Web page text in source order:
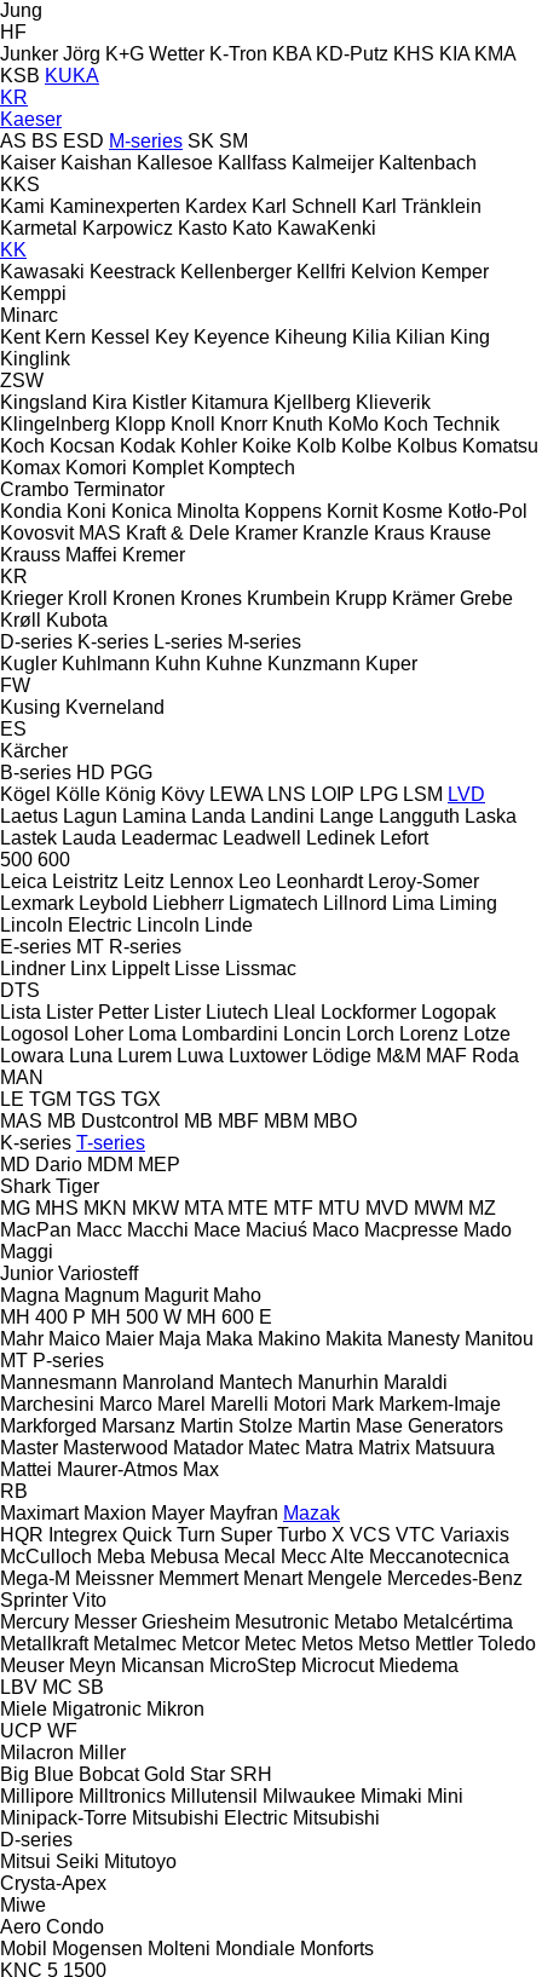
Jung
HF
Junker Jörg K+G Wetter K-Tron KBA KD-Putz KHS KIA KMA
KSB KUKA
KR
Kaeser
AS BS ESD M-series SK SM
Kaiser Kaishan Kallesoe Kallfass Kalmeijer Kaltenbach
KKS
Kami Kaminexperten Kardex Karl Schnell
Karl Tränklein
Karmetal
Karpowicz Kasto Kato KawaKenki
KK
Kawasaki Keestrack Kellenberger Kellfri Kelvion Kemper
Kemppi
Minarc
Kent Kern Kessel Key Keyence Kiheung Kilia Kilian King
Kinglink
ZSW
Kingsland Kira Kistler Kitamura Kjellberg Klieverik
Klingelnberg Klopp Knoll Knorr Knuth KoMo Koch Technik
Koch Kocsan Kodak Kohler Koike Kolb Kolbe Kolbus Komatsu
Komax Komori Komplet Komptech
Crambo Terminator
Kondia Koni Konica Minolta Koppens Kornit Kosme Kotło-Pol
Kovosvit MAS Kraft & Dele Kramer Kranzle Kraus Krause
Krauss Maffei Kremer
KR
Krieger Kroll Kronen Krones Krumbein Krupp Krämer Grebe
Krøll
Kubota
D-series K-series L-series M-series
Kugler Kuhlmann Kuhn Kuhne Kunzmann Kuper
FW
Kusing Kverneland
ES
Kärcher
B-series HD PGG
Kögel Kölle König Kövy LEWA LNS LOIP LPG LSM LVD
Laetus Lagun Lamina Landa Landini Lange Langguth Laska
Lastek Lauda Leadermac Leadwell Ledinek Lefort
500 600
Leica Leistritz Leitz Lennox Leo Leonhardt Leroy-Somer
Lexmark Leybold Liebherr Ligmatech Lillnord Lima Liming
Lincoln Electric Lincoln Linde
E-series MT R-series
Lindner Linx Lippelt Lisse Lissmac
DTS
Lista Lister Petter Lister Liutech Lleal Lockformer Logopak
Logosol
Loher Loma Lombardini Loncin Lorch Lorenz Lotze
Lowara Luna Lurem Luwa Luxtower Lödige M&M MAF Roda
MAN
LE TGM TGS TGX
MAS MB Dustcontrol MB MBF MBM MBO
K-series T-series
MD Dario MDM MEP
Shark Tiger
MG MHS MKN MKW MTA MTE MTF MTU MVD MWM MZ
MacPan Macc Macchi Mace Maciuś Maco Macpresse Mado
Maggi
Junior Variosteff
Magna Magnum Magurit Maho
MH 400 P MH 500 W MH 600 E
Mahr Maico Maier Maja Maka Makino Makita Manesty Manitou
MT P-series
Mannesmann Manroland Mantech Manurhin Maraldi
Marchesini Marco Marel Marelli Motori Mark Markem-Imaje
Markforged Marsanz Martin Stolze Martin Mase Generators
Master Masterwood Matador Matec Matra Matrix Matsuura
Mattei Maurer-Atmos Max
RB
Maximart Maxion Mayer Mayfran Mazak
HQR Integrex Quick Turn Super Turbo X VCS VTC Variaxis
McCulloch Meba Mebusa Mecal Mecc Alte Meccanotecnica
Mega-M Meissner Memmert Menart Mengele Mercedes-Benz
Sprinter Vito
Mercury Messer Griesheim Mesutronic Metabo Metalcértima
Metallkraft Metalmec Metcor Metec Metos Metso Mettler Toledo
Meuser Meyn Micansan MicroStep Microcut Miedema
LBV MC SB
Miele Migatronic Mikron
UCP WF
Milacron Miller
Big Blue Bobcat Gold Star SRH
Millipore Milltronics Millutensil Milwaukee Mimaki Mini
Minipack-Torre Mitsubishi Electric Mitsubishi
D-series
Mitsui Seiki Mitutoyo
Crysta-Apex
Miwe
Aero Condo
Mobil
Mogensen Molteni Mondiale Monforts
KNC 5 1500